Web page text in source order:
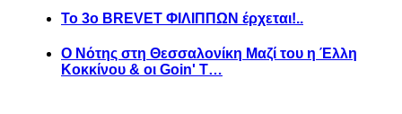
Το 3ο BREVET ΦΙΛΙΠΠΩΝ έρχεται!..
Ο Νότης στη Θεσσαλονίκη Μαζί του η Έλλη
Κοκκίνου & οι Goin' T…